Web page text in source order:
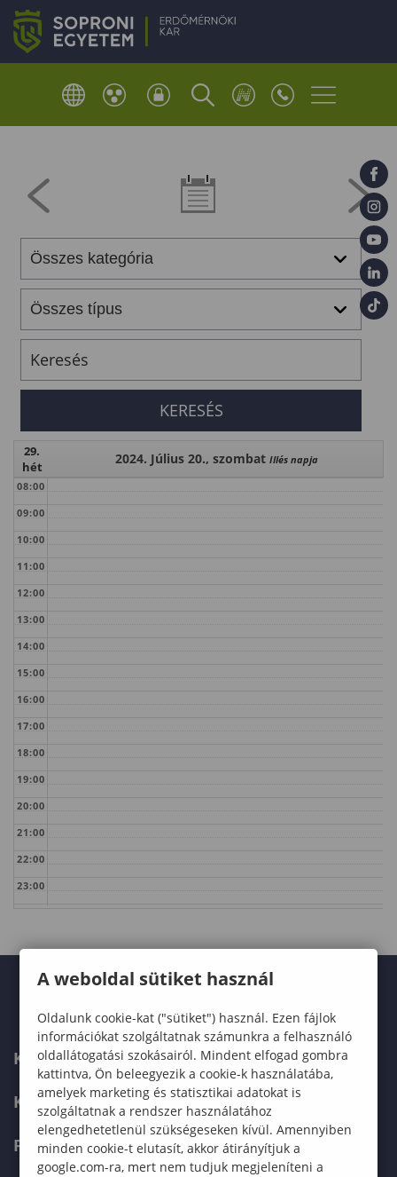
29.
hét
2024. Július 20., szombat Illés napja
08:00
09:00
10:00
11:00
12:00
13:00
14:00
15:00
16:00
17:00
18:00
19:00
20:00
21:00
22:00
23:00
KARUNK
KÉPZÉSEK
FELVÉTELIZŐKNEK
A weboldal sütiket használ
Oldalunk cookie-kat ("sütiket") használ. Ezen fájlok
információkat szolgáltatnak számunkra a felhasználó
oldallátogatási szokásairól. Mindent elfogad gombra
kattintva, Ön beleegyezik a cookie-k használatába,
amelyek marketing és statisztikai adatokat is
szolgáltatnak a rendszer használatához
elengedhetetlenül szükségeseken kívül. Amennyiben
minden cookie-t elutasít, akkor átirányítjuk a
google.com-ra, mert nem tudjuk megjeleníteni a